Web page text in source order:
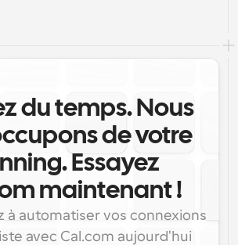
du temps. Nous
de votre
Essayez
maintenant !
à automatiser vos connexions
avec Cal.com aujourd'hui